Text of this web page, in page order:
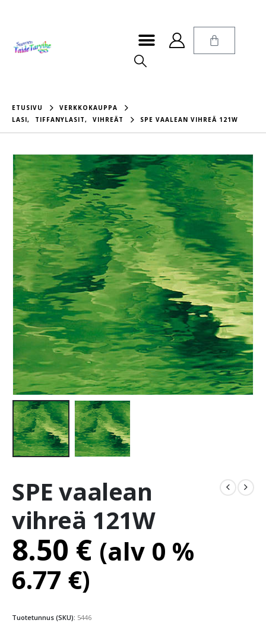
ETUSIVU
VERKKOKAUPPA
LASI, TIFFANYLASIT, VIHREÄT SPE VAALEAN VIHREÄ 121W
SPE vaalean
vihreä 121W
8.50 € (alv 0 %
6.77 €)
Tuotetunnus (SKU): 5446